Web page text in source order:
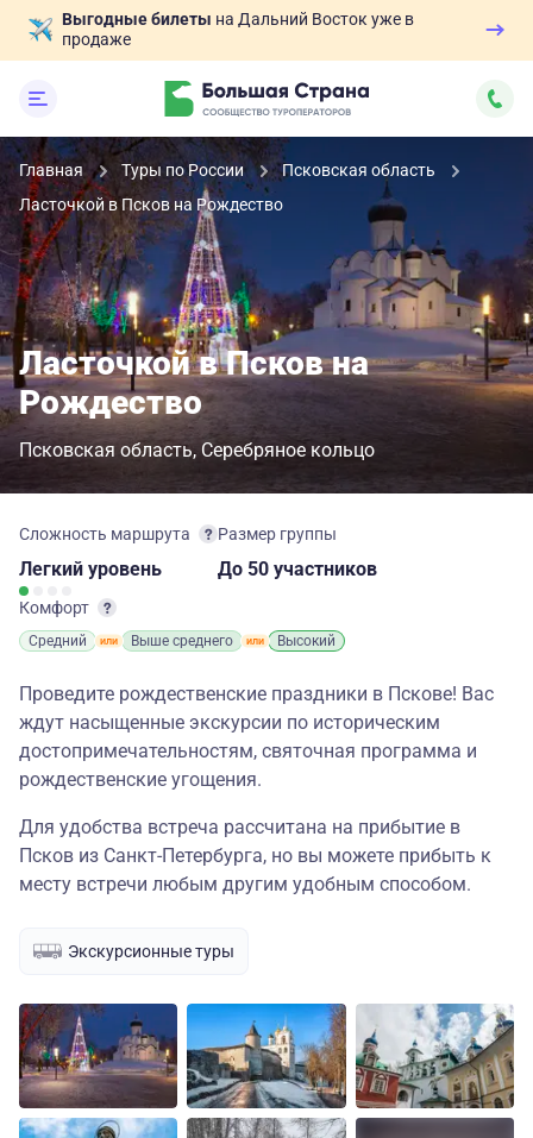
Выгодные билеты на Дальний Восток уже в
продаже
Главная Туры по России
Псковская область
Ласточкой в Псков на Рождество
Ласточкой в Псков на
Рождество
Псковская область Серебряное кольцо
Сложность маршрута
Легкий уровень
Комфорт
Средний Выше среднего Высокий
Размер группы
до 50 участников
Проведите рождественские праздники в Пскове! Вас
ждут насыщенные экскурсии по историческим
достопримечательностям, святочная программа и
рождественские угощения.
Для удобства встреча рассчитана на прибытие в
Псков из Санкт-Петербурга, но вы можете прибыть к
месту встречи любым другим удобным способом.
Экскурсионные туры